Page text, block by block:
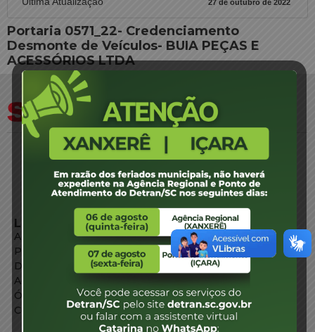
27 de outubro de 2022
Portaria 0571_22- Credenciamento
Desmonte de Veículos- BUIA PEÇAS E
ACESSÓRIOS LTDA
LINKS EXTERNOS
Agência de Notícias
Portal de Serviços
Diário Oficial
Acesso à Informação
Órgãos do Governo
Conheça SC